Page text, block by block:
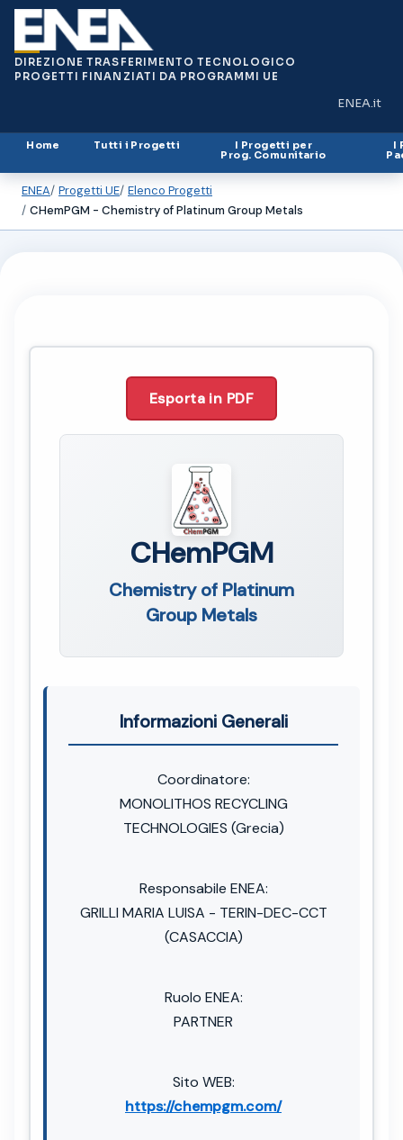
DIREZIONE TRASFERIMENTO TECNOLOGICO
PROGETTI FINANZIATI DA PROGRAMMI UE
ENEA.it
(si apre in
Home Tutti i Progetti I Progetti per
Prog. Comunitario
I
ENEA Progetti UE Elenco Progetti
CHemPGM - Chemistry of Platinum Group Metals
Esporta in PDF
CHemPGM
Chemistry of Platinum
Group Metals
Informazioni Generali
Coordinatore:
MONOLITHOS RECYCLING
TECHNOLOGIES (Grecia)
Responsabile ENEA:
GRILLI MARIA LUISA - TERIN-DEC-CCT
(CASACCIA)
Ruolo ENEA:
PARTNER
Sito WEB:
https://chempgm.com/